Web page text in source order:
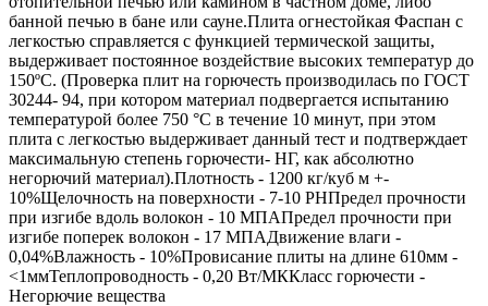
банной печью в бане или сауне.Плита огнестойкая Фаспан с
легкостью справляется с функцией термической защиты,
выдерживает постоянное воздействие высоких температур до
150ºС. (Проверка плит на горючесть производилась по ГОСТ
30244- 94, при котором материал подвергается испытанию
температурой более 750 °C в течение 10 минут, при этом
плита с легкостью выдерживает данный тест и подтверждает
максимальную степень горючести- НГ, как абсолютно
негорючий материал).Плотность - 1200 кг/куб м +-
10%Щелочность на поверхности - 7-10 PHПредел прочности
при изгибе вдоль волокон - 10 МПАПредел прочности при
изгибе поперек волокон - 17 МПАДвижение влаги -
0,04%Влажность - 10%Провисание плиты на длине 610мм -
<1ммТеплопроводность - 0,20 Вт/МККласс горючести -
Негорючие вещества